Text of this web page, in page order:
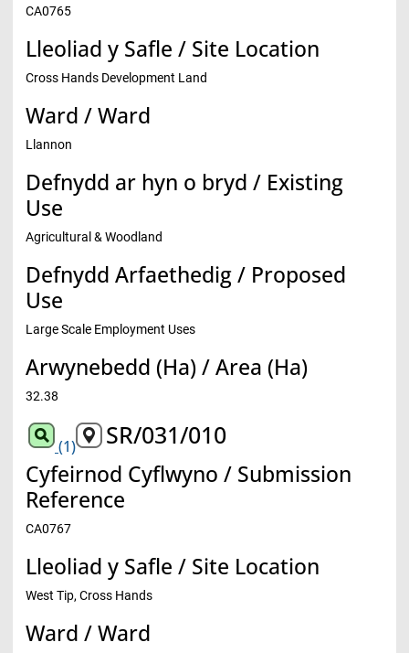
CA0765
Lleoliad y Safle / Site Location
Cross Hands Development Land
Ward / Ward
Llannon
Defnydd ar hyn o bryd / Existing
Use
Agricultural & Woodland
Defnydd Arfaethedig / Proposed
Use
Large Scale Employment Uses
Arwynebedd (Ha) / Area (Ha)
32.38
(1) SR/031/010
Cyfeirnod Cyflwyno / Submission
Reference
CA0767
Lleoliad y Safle / Site Location
West Tip, Cross Hands
Ward / Ward